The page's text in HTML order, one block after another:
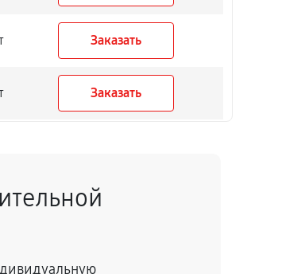
Заказать
Заказать
Заказать